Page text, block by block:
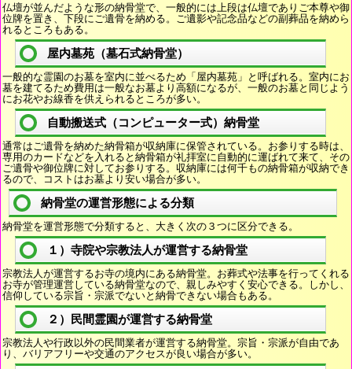
仏壇が並んだような形の納骨堂で、一般的には上段は仏壇でありご本尊や御
位牌を置き、下段にご遺骨を納める。ご遺影や記念品などの副葬品を納めら
れるところもある。
屋内墓苑（墓石式納骨堂）
一般的な霊園のお墓を室内に並べるため「屋内墓苑」と呼ばれる。室内にお
墓を建てるため費用は一般なお墓より高額になるが、一般のお墓と同じよう
にお花やお線香を供えられるところが多い。
自動搬送式（コンピューター式）納骨堂
通常はご遺骨を納めた納骨箱が収納庫に保管されている。お参りする時は、
専用のカードなどを入れると納骨箱が礼拝室に自動的に運ばれて来て、その
ご遺骨や御位牌に対してお参りする。収納庫には何千もの納骨箱が収納でき
るので、コストはお墓より安い場合が多い。
納骨堂の運営形態による分類
納骨堂を運営形態で分類すると、大きく次の３つに区分できる。
１）寺院や宗教法人が運営する納骨堂
宗教法人が運営するお寺の境内にある納骨堂。お葬式や法事を行ってくれる
お寺が管理運営している納骨堂なので、親しみやすく安心できる。しかし、
信仰している宗旨・宗派でないと納骨できない場合もある。
２）民間霊園が運営する納骨堂
宗教法人や行政以外の民間業者が運営する納骨堂。宗旨・宗派が自由であ
り、バリアフリーや交通のアクセスが良い場合が多い。